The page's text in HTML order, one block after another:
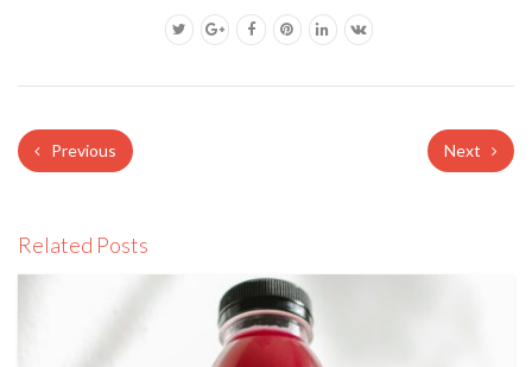
Previous Next
Related Posts